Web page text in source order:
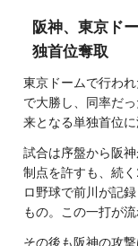
阪神、東京ド
独首位奪取
東京ドームで行わ
で大勝し、同率だ
来となる単独首位に
試合は序盤から阪
制点を許すも、続
ロ野球で前川が記
もの。この一打が流
その後も阪神の攻